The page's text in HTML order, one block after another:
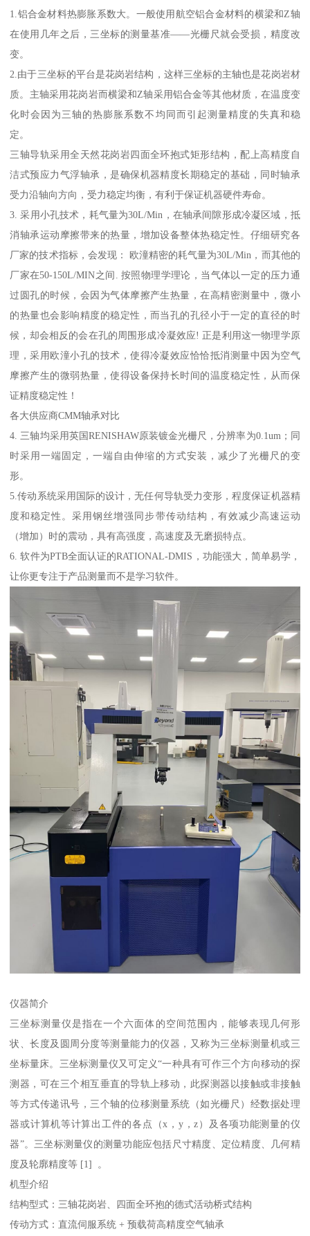
1.铝合金材料热膨胀系数大。一般使用航空铝合金材料的横梁和Z轴
在使用几年之后，三坐标的测量基准——光栅尺就会受损，精度改
变。
2.由于三坐标的平台是花岗岩结构，这样三坐标的主轴也是花岗岩材
质。主轴采用花岗岩而横梁和Z轴采用铝合金等其他材质，在温度变
化时会因为三轴的热膨胀系数不均同而引起测量精度的失真和稳
定。
三轴导轨采用全天然花岗岩四面全环抱式矩形结构，配上高精度自
洁式预应力气浮轴承，是确保机器精度长期稳定的基础，同时轴承
受力沿轴向方向，受力稳定均衡，有利于保证机器硬件寿命。
3. 采用小孔技术，耗气量为30L/Min，在轴承间隙形成冷凝区域，抵
消轴承运动摩擦带来的热量，增加设备整体热稳定性。仔细研究各
厂家的技术指标，会发现： 欧潼精密的耗气量为30L/Min，而其他的
厂家在50-150L/MIN之间. 按照物理学理论，当气体以一定的压力通
过圆孔的时候，会因为气体摩擦产生热量，在高精密测量中，微小
的热量也会影响精度的稳定性，而当孔的孔径小于一定的直径的时
候，却会相反的会在孔的周围形成冷凝效应! 正是利用这一物理学原
理，采用欧潼小孔的技术，使得冷凝效应恰恰抵消测量中因为空气
摩擦产生的微弱热量，使得设备保持长时间的温度稳定性，从而保
证精度稳定性！
各大供应商CMM轴承对比
4. 三轴均采用英国RENISHAW原装镀金光栅尺，分辨率为0.1um；同
时采用一端固定，一端自由伸缩的方式安装，减少了光栅尺的变
形。
5.传动系统采用国际的设计，无任何导轨受力变形，程度保证机器精
度和稳定性。采用钢丝增强同步带传动结构，有效减少高速运动
（增加）时的震动，具有高强度，高速度及无磨损特点。
6. 软件为PTB全面认证的RATIONAL-DMIS，功能强大，简单易学，
让你更专注于产品测量而不是学习软件。
仪器简介
三坐标测量仪是指在一个六面体的空间范围内，能够表现几何形
状、长度及圆周分度等测量能力的仪器，又称为三坐标测量机或三
坐标量床。三坐标测量仪又可定义“一种具有可作三个方向移动的探
测器，可在三个相互垂直的导轨上移动，此探测器以接触或非接触
等方式传递讯号，三个轴的位移测量系统（如光栅尺）经数据处理
器或计算机等计算出工件的各点（x，y，z）及各项功能测量的仪
器”。三坐标测量仪的测量功能应包括尺寸精度、定位精度、几何精
度及轮廓精度等 [1] 。
机型介绍
结构型式：三轴花岗岩、四面全环抱的德式活动桥式结构
传动方式：直流伺服系统 + 预载荷高精度空气轴承